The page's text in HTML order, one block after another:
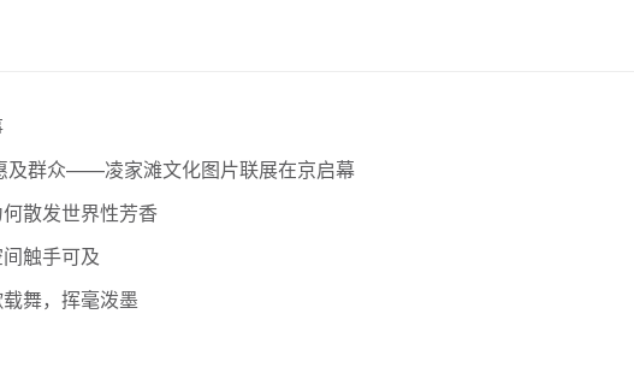
及群众——凌家滩文化图片联展在京启幕
散发世界性芳香
触手可及
舞，挥毫泼墨